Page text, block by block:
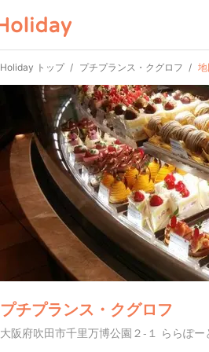
Holiday トップ プチプランス・クグロフ 地
プチプランス・クグロフ
大阪府吹田市千里万博公園２-１ ららぽ